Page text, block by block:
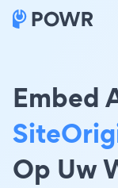
Embed
Op Uw